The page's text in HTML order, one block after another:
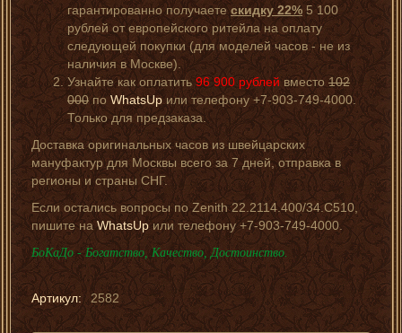
гарантированно получаетескидку 22%5 100
рублей от европейского ритейла на оплату
следующей покупки (для моделей часов - не из
наличия в Москве).
Узнайте как оплатить96 900 рублей вместо 102
000поWhatsUp или телефону +7-903-749-4000.
Только для предзаказа.
Доставка оригинальных часов из швейцарских
мануфактур для Москвы всего за 7 дней, отправка в
регионы и страны СНГ.
Если остались вопросы по Zenith 22.2114.400/34.C510,
пишите наWhatsUpили телефону +7-903-749-4000.
БоКаДо - Богатство, Качество, Достоинство.
Артикул: 2582